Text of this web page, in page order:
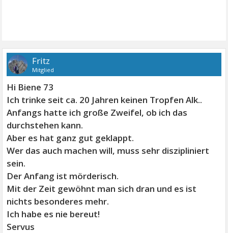
Fritz
Mitglied
Hi Biene 73
Ich trinke seit ca. 20 Jahren keinen Tropfen Alk..
Anfangs hatte ich große Zweifel, ob ich das
durchstehen kann.
Aber es hat ganz gut geklappt.
Wer das auch machen will, muss sehr diszipliniert
sein.
Der Anfang ist mörderisch.
Mit der Zeit gewöhnt man sich dran und es ist
nichts besonderes mehr.
Ich habe es nie bereut!
Servus